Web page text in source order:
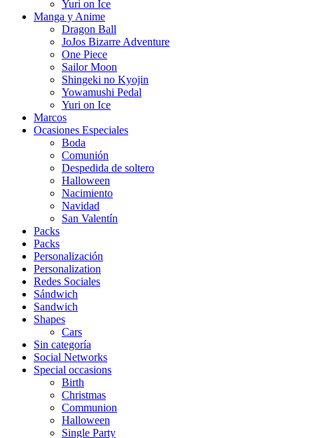
Yuri on Ice
Manga y Anime
Dragon Ball
JoJos Bizarre Adventure
One Piece
Sailor Moon
Shingeki no Kyojin
Yowamushi Pedal
Yuri on Ice
Marcos
Ocasiones Especiales
Boda
Comunión
Despedida de soltero
Halloween
Nacimiento
Navidad
San Valentín
Packs
Packs
Personalización
Personalization
Redes Sociales
Sándwich
Sandwich
Shapes
Cars
Sin categoría
Social Networks
Special occasions
Birth
Christmas
Communion
Halloween
Single Party